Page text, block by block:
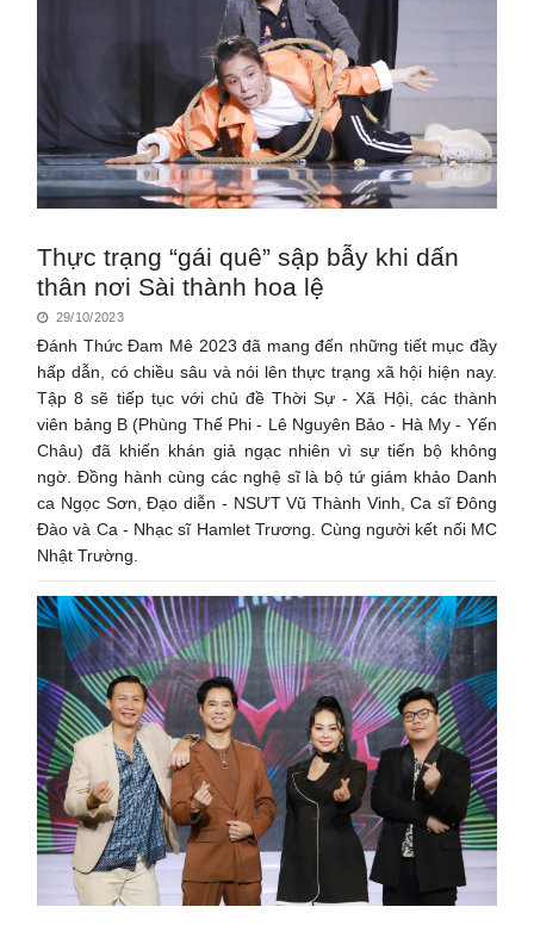
Thực trạng “gái quê” sập bẫy khi dấn
thân nơi Sài thành hoa lệ
29/10/2023
Đánh Thức Đam Mê 2023 đã mang đến những tiết mục đầy
hấp dẫn, có chiều sâu và nói lên thực trạng xã hội hiện nay.
Tập 8 sẽ tiếp tục với chủ đề Thời Sự - Xã Hội, các thành
viên bảng B (Phùng Thế Phi - Lê Nguyên Bảo - Hà My - Yến
Châu) đã khiến khán giả ngạc nhiên vì sự tiến bộ không
ngờ. Đồng hành cùng các nghệ sĩ là bộ tứ giám khảo Danh
ca Ngọc Sơn, Đạo diễn - NSƯT Vũ Thành Vinh, Ca sĩ Đông
Đào và Ca - Nhạc sĩ Hamlet Trương. Cùng người kết nối MC
Nhật Trường.